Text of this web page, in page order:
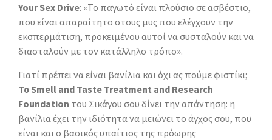
Your Sex Drive: «Το παγωτό είναι πλούσιο σε ασβέστιο,
που είναι απαραίτητο στους μυς που ελέγχουν την
εκσπερμάτιση, προκειμένου αυτοί να συσταλούν και να
διασταλούν με τον κατάλληλο τρόπο».
Γιατί πρέπει να είναι βανίλια και όχι ας πούμε φιστίκι;
Το Smell and Taste Treatment and Research
Foundation του Σικάγου σου δίνει την απάντηση: η
βανίλια έχει την ιδιότητα να μειώνει το άγχος σου, που
είναι και ο βασικός υπαίτιος της πρόωρης